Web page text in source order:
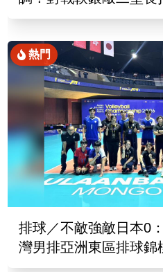
熱門
排球／不敵強敵日本0
灣男排亞洲東區排球錦